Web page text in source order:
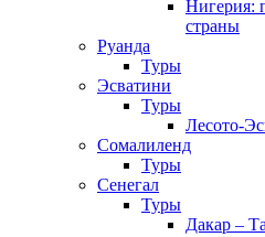
Нигерия:
страны
Руанда
Туры
Эсватини
Туры
Лесото-
Сомалиленд
Туры
Сенегал
Туры
Дакар –